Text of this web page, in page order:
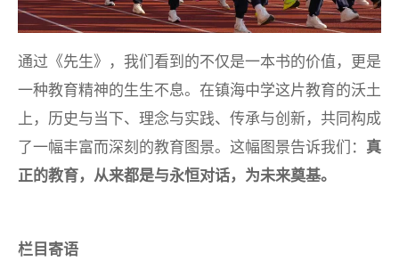
通过《先生》，我们看到的不仅是一本书的价值，更是
一种教育精神的生生不息。在镇海中学这片教育的沃土
上，历史与当下、理念与实践、传承与创新，共同构成
了一幅丰富而深刻的教育图景。这幅图景告诉我们： 真
正的教育，从来都是与永恒对话，为未来奠基。
栏目寄语